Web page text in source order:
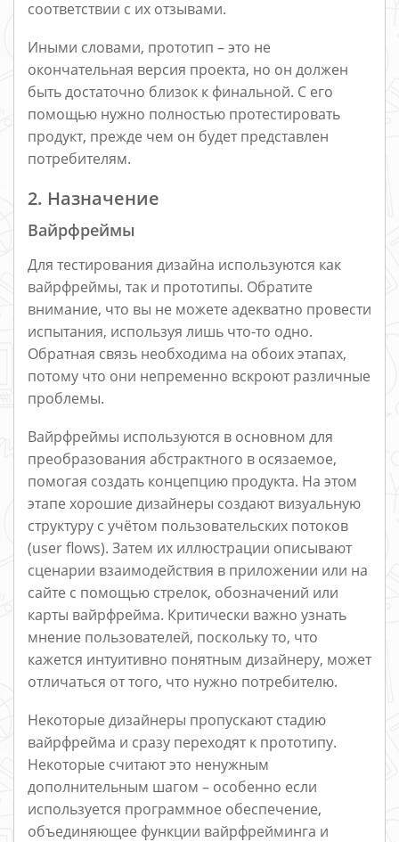
соответствии с их отзывами.
Иными словами, прототип – это не
окончательная версия проекта, но он должен
быть достаточно близок к финальной. С его
помощью нужно полностью протестировать
продукт, прежде чем он будет представлен
потребителям.
2. Назначение
Вайрфреймы
Для тестирования дизайна используются как
вайрфреймы, так и прототипы. Обратите
внимание, что вы не можете адекватно провести
испытания, используя лишь что-то одно.
Обратная связь необходима на обоих этапах,
потому что они непременно вскроют различные
проблемы.
Вайрфреймы используются в основном для
преобразования абстрактного в осязаемое,
помогая создать концепцию продукта. На этом
этапе хорошие дизайнеры создают визуальную
структуру с учётом пользовательских потоков
(user flows). Затем их иллюстрации описывают
сценарии взаимодействия в приложении или на
сайте с помощью стрелок, обозначений или
карты вайрфрейма. Критически важно узнать
мнение пользователей, поскольку то, что
кажется интуитивно понятным дизайнеру, может
отличаться от того, что нужно потребителю.
Некоторые дизайнеры пропускают стадию
вайрфрейма и сразу переходят к прототипу.
Некоторые считают это ненужным
дополнительным шагом – особенно если
используется программное обеспечение,
объединяющее функции вайрфрейминга и